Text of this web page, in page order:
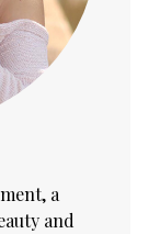
a
and